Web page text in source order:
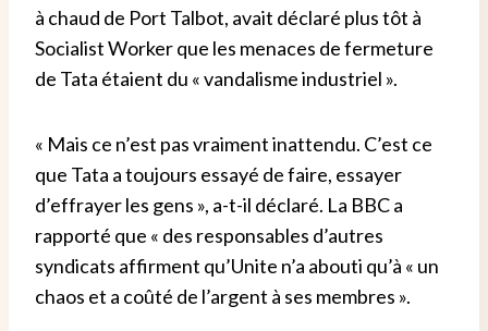
à chaud de Port Talbot, avait déclaré plus tôt à
Socialist Worker que les menaces de fermeture
de Tata étaient du « vandalisme industriel ».
« Mais ce n’est pas vraiment inattendu. C’est ce
que Tata a toujours essayé de faire, essayer
d’effrayer les gens », a-t-il déclaré. La BBC a
rapporté que « des responsables d’autres
syndicats affirment qu’Unite n’a abouti qu’à « un
chaos et a coûté de l’argent à ses membres ».